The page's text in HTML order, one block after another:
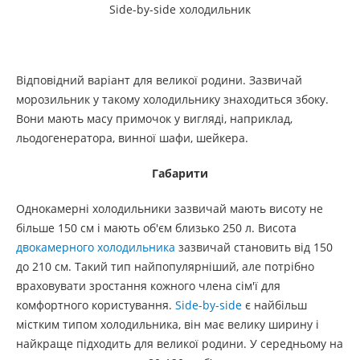
Side-by-side холодильник
Відповідний варіант для великої родини. Зазвичай
морозильник у такому холодильнику знаходиться збоку.
Вони мають масу примочок у вигляді, наприклад,
льодогенератора, винної шафи, шейкера.
Габарити
Однокамерні холодильники зазвичай мають висоту не
більше 150 см і мають об'єм близько 250 л. Висота
двокамерного холодильника зазвичай становить від 150
до 210 см. Такий тип найпопулярніший, але потрібно
враховувати зростання кожного члена сім'ї для
комфортного користування. Side-by-side є найбільш
містким типом холодильника, він має велику ширину і
найкраще підходить для великої родини. У середньому на